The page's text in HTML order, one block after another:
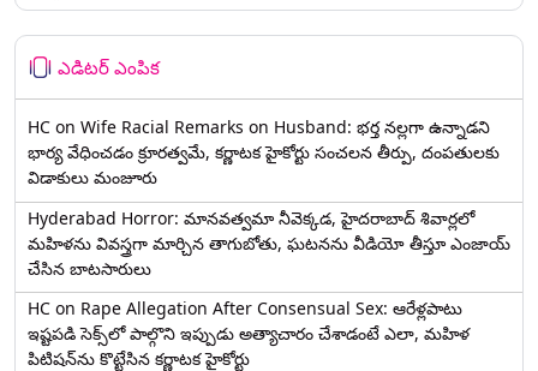
ఎడిటర్ ఎంపిక
HC on Wife Racial Remarks on Husband: భర్త న‌ల్ల‌గా ఉన్నాడ‌ని
భార్య వేధించ‌డం క్రూర‌త్వ‌మే, కర్ణాటక హైకోర్టు సంచలన తీర్పు, దంపతులకు
విడాకులు మంజూరు
Hyderabad Horror: మానవత్వమా నీవెక్కడ, హైదరాబాద్ శివార్లలో
మహిళను వివస్త్రగా మార్చిన తాగుబోతు, ఘటనను వీడియో తీస్తూ ఎంజాయ్
చేసిన బాటసారులు
HC on Rape Allegation After Consensual Sex: ఆరేళ్లపాటు
ఇష్టపడి సెక్స్‌లో పాల్గొని ఇప్పుడు అత్యాచారం చేశాడంటే ఎలా, మహిళ
పిటిషన్‌ను కొట్టేసిన కర్ణాటక హైకోర్టు